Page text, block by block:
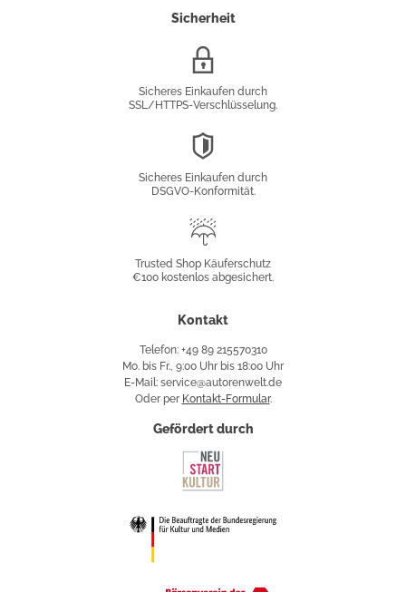
Sicherheit
Sicheres Einkaufen durch
SSL/HTTPS-Verschlüsselung.
Sicheres Einkaufen durch
DSGVO-Konformität.
Käuferschutz
Trusted Shop Käuferschutz
€100 kostenlos abgesichert.
Kontakt
Telefon: +49 89 215570310
Mo. bis Fr., 9:00 Uhr bis 18:00 Uhr
E-Mail: service@autorenwelt.de
Oder per Kontakt-Formular.
Gefördert durch